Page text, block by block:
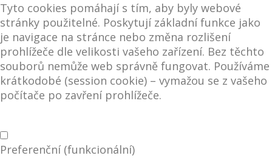
Tyto cookies pomáhají s tím, aby byly webové
stránky použitelné. Poskytují základní funkce jako
je navigace na stránce nebo změna rozlišení
prohlížeče dle velikosti vašeho zařízení. Bez těchto
souborů nemůže web správně fungovat. Používáme
krátkodobé (session cookie) – vymažou se z vašeho
počítače po zavření prohlížeče.
Preferenční (funkcionální)